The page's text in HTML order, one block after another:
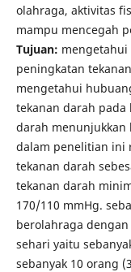
olahraga, aktivitas
mampu mencegah
Tujuan:
peningkatan
mengetahui
tekanan darah pada
darah menunjukkan
dalam penelitian ini
tekanan darah
tekanan darah
170/110 mmHg.
berolahraga
sehari yaitu
sebanyak 10 orang